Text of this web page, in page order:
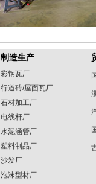
制造生产
彩钢瓦厂
行道砖/屋面瓦厂
石材加工厂
电线杆厂
水泥涵管厂
塑料制品厂
沙发厂
泡沫型材厂